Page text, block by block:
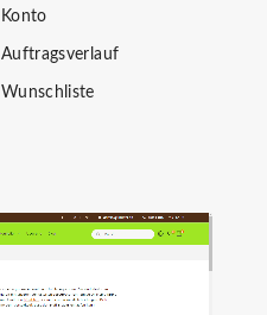
Konto
Auftragsverlauf
Wunschliste